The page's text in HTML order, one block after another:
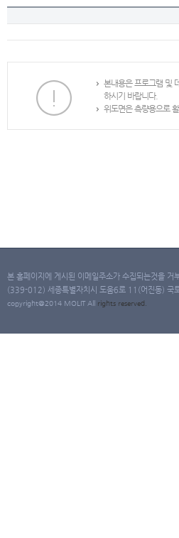
본내용은 프로그램 및
하시기 바랍니다.
위도면은 측량용으로
본 홈페이지에 게시된 이메일주소가 수집되는것을
(339-012) 세종특별자치시 도움6로 11(어진동)
copyright@2014 MOLIT All rights reserved.